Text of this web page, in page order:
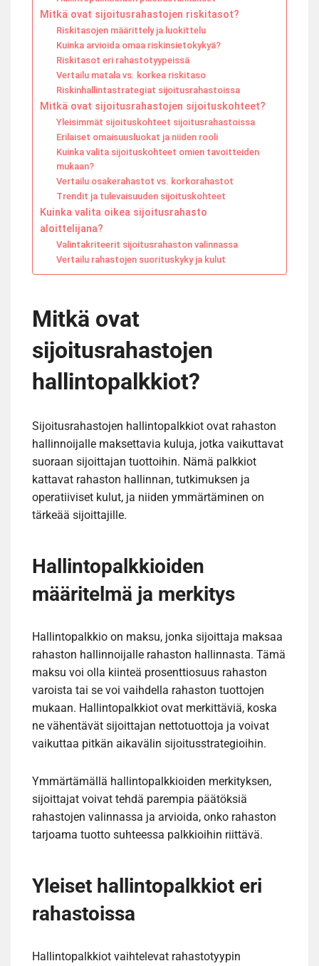
Mitkä ovat sijoitusrahastojen riskitasot?
Riskitasojen määrittely ja luokittelu
Kuinka arvioida omaa riskinsietokykyä?
Riskitasot eri rahastotyypeissä
Vertailu matala vs. korkea riskitaso
Riskinhallintastrategiat sijoitusrahastoissa
Mitkä ovat sijoitusrahastojen sijoituskohteet?
Yleisimmät sijoituskohteet sijoitusrahastoissa
Erilaiset omaisuusluokat ja niiden rooli
Kuinka valita sijoituskohteet omien tavoitteiden
mukaan?
Vertailu osakerahastot vs. korkorahastot
Trendit ja tulevaisuuden sijoituskohteet
Kuinka valita oikea sijoitusrahasto
aloittelijana?
Valintakriteerit sijoitusrahaston valinnassa
Vertailu rahastojen suorituskyky ja kulut
Mitkä ovat
sijoitusrahastojen
hallintopalkkiot?
Sijoitusrahastojen hallintopalkkiot ovat rahaston
hallinnoijalle maksettavia kuluja, jotka vaikuttavat
suoraan sijoittajan tuottoihin. Nämä palkkiot
kattavat rahaston hallinnan, tutkimuksen ja
operatiiviset kulut, ja niiden ymmärtäminen on
tärkeää sijoittajille.
Hallintopalkkioiden
määritelmä ja merkitys
Hallintopalkkio on maksu, jonka sijoittaja maksaa
rahaston hallinnoijalle rahaston hallinnasta. Tämä
maksu voi olla kiinteä prosenttiosuus rahaston
varoista tai se voi vaihdella rahaston tuottojen
mukaan. Hallintopalkkiot ovat merkittäviä, koska
ne vähentävät sijoittajan nettotuottoja ja voivat
vaikuttaa pitkän aikavälin sijoitusstrategioihin.
Ymmärtämällä hallintopalkkioiden merkityksen,
sijoittajat voivat tehdä parempia päätöksiä
rahastojen valinnassa ja arvioida, onko rahaston
tarjoama tuotto suhteessa palkkioihin riittävä.
Yleiset hallintopalkkiot eri
rahastoissa
Hallintopalkkiot vaihtelevat rahastotyypin